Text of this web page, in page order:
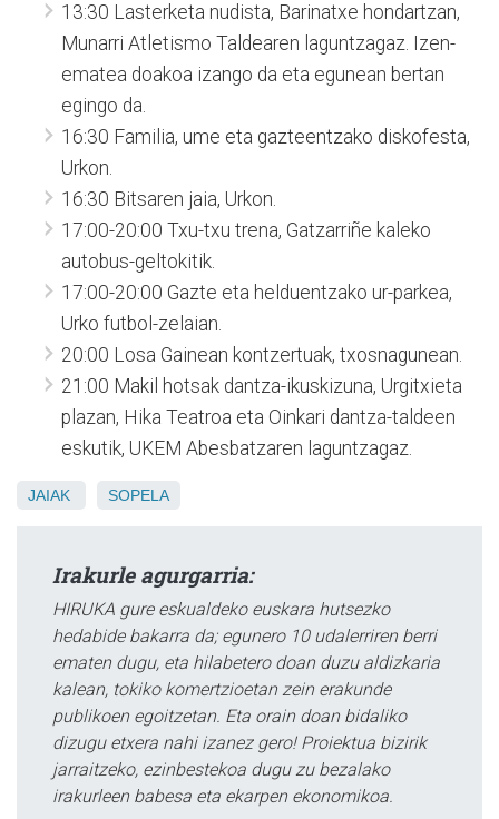
13:30 Lasterketa nudista, Barinatxe hondartzan,
Munarri Atletismo Taldearen laguntzagaz. Izen-
ematea doakoa izango da eta egunean bertan
egingo da.
16:30 Familia, ume eta gazteentzako diskofesta,
Urkon.
16:30 Bitsaren jaia, Urkon.
17:00-20:00 Txu-txu trena, Gatzarriñe kaleko
autobus-geltokitik.
17:00-20:00 Gazte eta helduentzako ur-parkea,
Urko futbol-zelaian.
20:00 Losa Gainean kontzertuak, txosnagunean.
21:00 Makil hotsak dantza-ikuskizuna, Urgitxieta
plazan, Hika Teatroa eta Oinkari dantza-taldeen
eskutik, UKEM Abesbatzaren laguntzagaz.
JAIAK SOPELA
Irakurle agurgarria:
HIRUKA gure eskualdeko euskara hutsezko
hedabide bakarra da; egunero 10 udalerriren berri
ematen dugu, eta hilabetero doan duzu aldizkaria
kalean, tokiko komertzioetan zein erakunde
publikoen egoitzetan. Eta orain doan bidaliko
dizugu etxera nahi izanez gero! Proiektua bizirik
jarraitzeko, ezinbestekoa dugu zu bezalako
irakurleen babesa eta ekarpen ekonomikoa.